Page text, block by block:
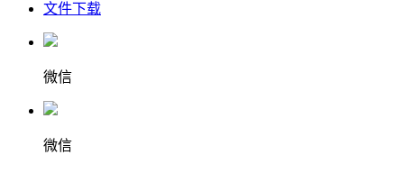
文件下载
微信
微信